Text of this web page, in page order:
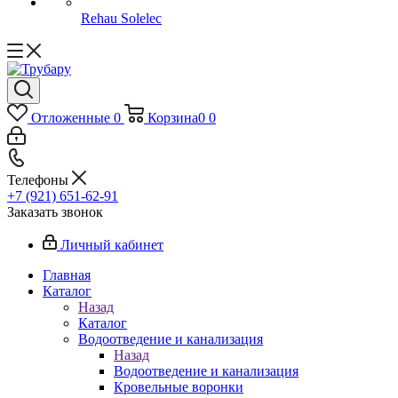
Rehau Solelec
Отложенные 0 Корзина0 0
Телефоны
+7 (921) 651-62-91
Заказать звонок
Личный кабинет
Главная
Каталог
Назад
Каталог
Водоотведение и канализация
Назад
Водоотведение и канализация
Кровельные воронки